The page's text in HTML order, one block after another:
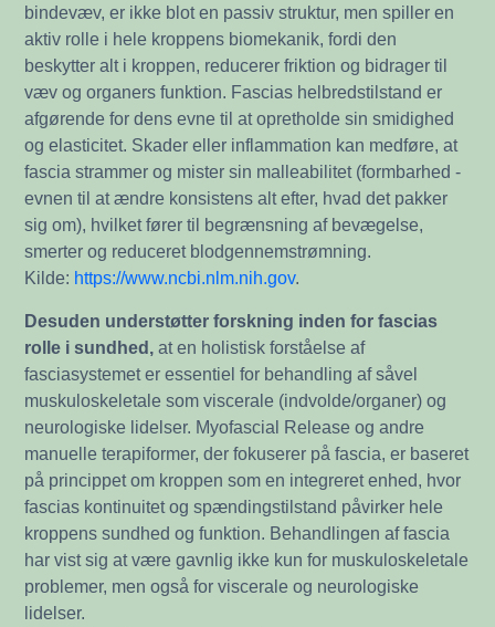
bindevæv, er ikke blot en passiv struktur, men spiller en
aktiv rolle i hele kroppens biomekanik, fordi den
beskytter alt i kroppen, reducerer friktion og bidrager til
væv og organers funktion. Fascias helbredstilstand er
afgørende for dens evne til at opretholde sin smidighed
og elasticitet. Skader eller inflammation kan medføre, at
fascia strammer og mister sin malleabilitet (formbarhed -
evnen til at ændre konsistens alt efter, hvad det pakker
sig om), hvilket fører til begrænsning af bevægelse,
smerter og reduceret blodgennemstrømning.
Kilde: https://www.ncbi.nlm.nih.gov.
Desuden understøtter forskning inden for fascias
rolle i sundhed, at en holistisk forståelse af
fasciasystemet er essentiel for behandling af såvel
muskuloskeletale som viscerale (indvolde/organer) og
neurologiske lidelser. Myofascial Release og andre
manuelle terapiformer, der fokuserer på fascia, er baseret
på princippet om kroppen som en integreret enhed, hvor
fascias kontinuitet og spændingstilstand påvirker hele
kroppens sundhed og funktion. Behandlingen af fascia
har vist sig at være gavnlig ikke kun for muskuloskeletale
problemer, men også for viscerale og neurologiske
lidelser.